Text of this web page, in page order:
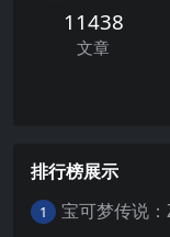
11438
文章
排行榜展示
1 宝可梦传说